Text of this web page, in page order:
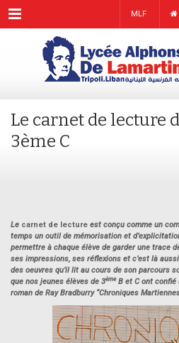
Menu MLF
Le carnet de lecture
3ème C
Le carnet de lecture est conçu comme un
temps un outil de mémorisation et
permettre à chaque élève de garder une trace
ses impressions, ses réflexions et c’est là
des oeuvres qu’il lit au cours de son parcours
que nos jeunes élèves de 3èmeB et C ont confié
roman de Ray Bradburry “Chroniques